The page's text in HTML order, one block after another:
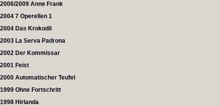
2006/2009 Anne Frank
2004 7 Operellen 1
2004 Das Krokodil
2003 La Serva Padrona
2002 Der Kommissar
2001 Feist
2000 Automatischer Teufel
1999 Ohne Fortschritt
1998 Hirlanda